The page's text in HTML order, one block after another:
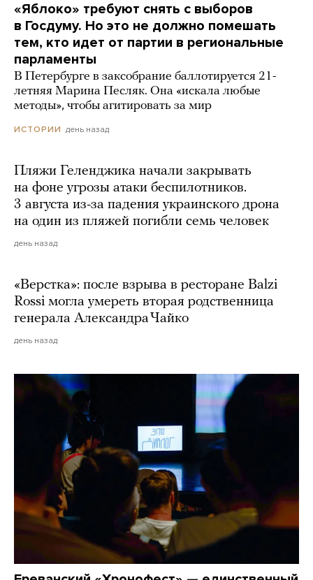
«Яблоко» требуют снять с выборов
в Госдуму. Но это не должно помешать
тем, кто идет от партии в региональные
парламенты
В Петербурге в заксобрание баллотируется 21-
летняя Марина Песляк. Она «искала любые
методы», чтобы агитировать за мир
ИСТОРИИ день назад
Пляжи Геленджика начали закрывать
на фоне угрозы атаки беспилотников.
3 августа из-за падения украинского дрона
на один из пляжей погибли семь человек
день назад
«Верстка»: после взрыва в ресторане Balzi
Rossi могла умереть вторая родственница
генерала Александра Чайко
день назад